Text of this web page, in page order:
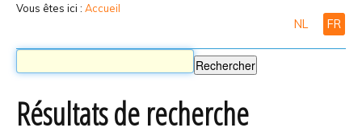
Vous êtes ici : Accueil
NL FR
Résultats de recherche